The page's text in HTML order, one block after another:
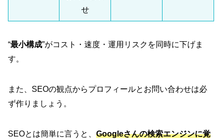
せ
“最小構成”がコスト・速度・運用リスクを同時に下げま
す。
また、SEOの観点からプロフィールとお問い合わせは必
ず作りましょう。
SEOとは簡単に言うと、 Googleさんの検索エンジンに覚